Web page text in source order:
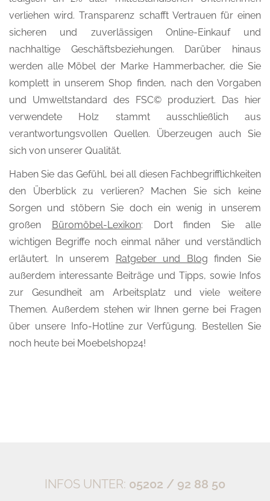
verliehen wird. Transparenz schafft Vertrauen für einen
sicheren und zuverlässigen Online-Einkauf und
nachhaltige Geschäftsbeziehungen. Darüber hinaus
werden alle Möbel der Marke Hammerbacher, die Sie
komplett in unserem Shop finden, nach den Vorgaben
und Umweltstandard des FSC© produziert. Das hier
verwendete Holz stammt ausschließlich aus
verantwortungsvollen Quellen. Überzeugen auch Sie
sich von unserer Qualität.
Haben Sie das Gefühl, bei all diesen Fachbegrifflichkeiten
den Überblick zu verlieren? Machen Sie sich keine
Sorgen und stöbern Sie doch ein wenig in unserem
großen
Büromöbel-Lexikon: Dort finden Sie alle
wichtigen Begriffe noch einmal näher und verständlich
erläutert. In unserem
Ratgeber und Blog finden Sie
außerdem interessante Beiträge und Tipps, sowie Infos
zur Gesundheit am Arbeitsplatz und viele weitere
Themen. Außerdem stehen wir Ihnen gerne bei Fragen
über unsere Info-Hotline zur Verfügung. Bestellen Sie
noch heute bei Moebelshop24!
INFOS UNTER: 05202 / 92 88 50